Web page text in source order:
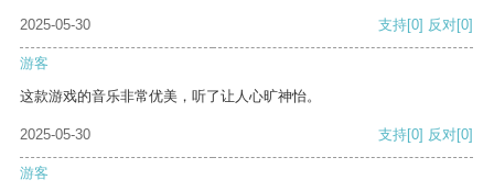
2025-05-30 支持[0] 反对[0]
游客
这款游戏的音乐非常优美，听了让人心旷神怡。
2025-05-30 支持[0] 反对[0]
游客